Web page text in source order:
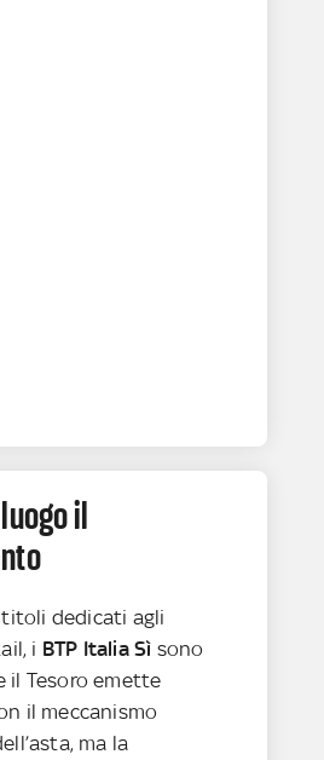
il
dedicati agli
i BTP Italia Sì sono
il Tesoro emette
il meccanismo
ma la